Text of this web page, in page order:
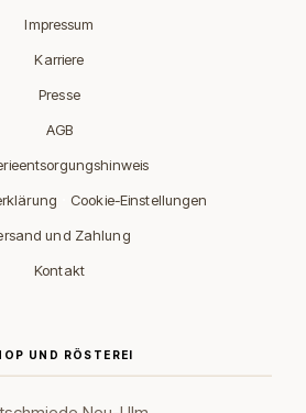
Impressum
Karriere
Presse
AGB
Cookie-Einstellungen
und Zahlung
Kontakt
UND RÖSTEREI